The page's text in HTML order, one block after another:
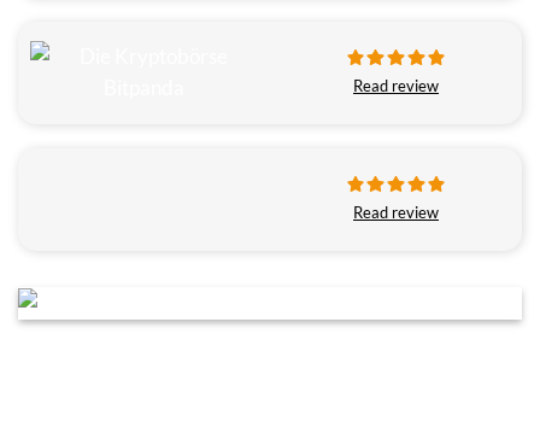
Read review
Read review